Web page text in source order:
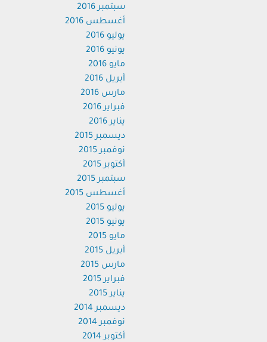
سبتمبر 2016
أغسطس 2016
يوليو 2016
يونيو 2016
مايو 2016
أبريل 2016
مارس 2016
فبراير 2016
يناير 2016
ديسمبر 2015
نوفمبر 2015
أكتوبر 2015
سبتمبر 2015
أغسطس 2015
يوليو 2015
يونيو 2015
مايو 2015
أبريل 2015
مارس 2015
فبراير 2015
يناير 2015
ديسمبر 2014
نوفمبر 2014
أكتوبر 2014